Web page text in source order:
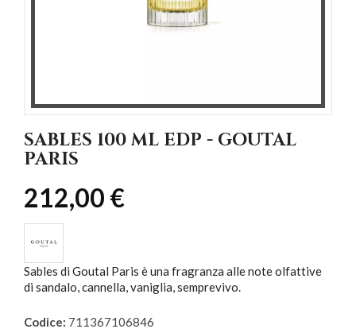
SABLES 100 ML EDP - GOUTAL
PARIS
212,00 €
Sables di Goutal Paris è una fragranza alle note olfattive
di sandalo, cannella, vaniglia, semprevivo.
Codice: 711367106846